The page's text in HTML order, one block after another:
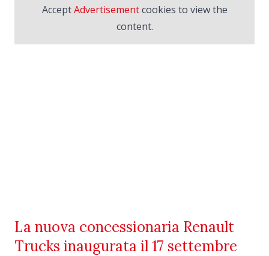
AcceptAdvertisementcookies to view the
content.
La nuova concessionaria Renault
Trucks inaugurata il 17 settembre